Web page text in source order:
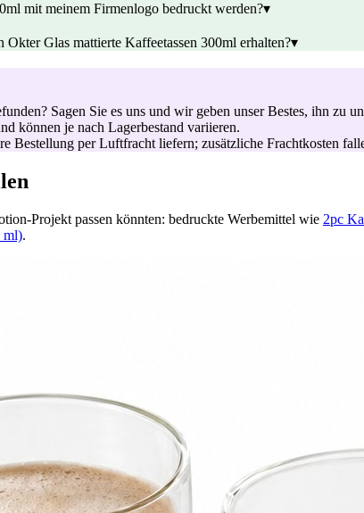
mit meinem Firmenlogo bedruckt werden?▾
Glas mattierte Kaffeetassen 300ml erhalten?▾
Sagen Sie es uns und wir geben unser Bestes, ihn zu
können je nach Lagerbestand variieren.
Bestellung per Luftfracht liefern; zusätzliche Frachtkosten
Projekt passen könnten: bedruckte Werbemittel wie 2pc
ml).